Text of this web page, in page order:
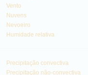
Vento
Nuvens
Nevoeiro
Humidade relativa
Precipitação convectiva
Precipitação não-convectiva